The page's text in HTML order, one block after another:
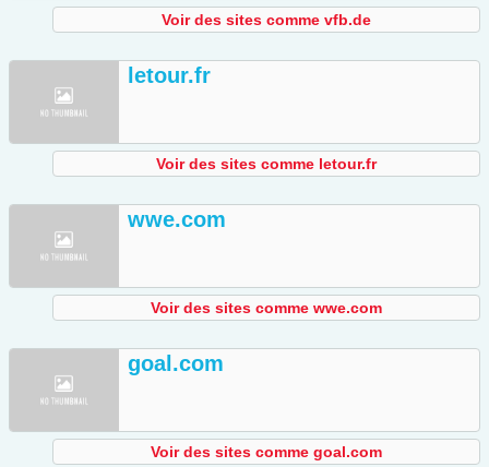
Voir des sites comme vfb.de
letour.fr
Voir des sites comme letour.fr
wwe.com
Voir des sites comme wwe.com
goal.com
Voir des sites comme goal.com